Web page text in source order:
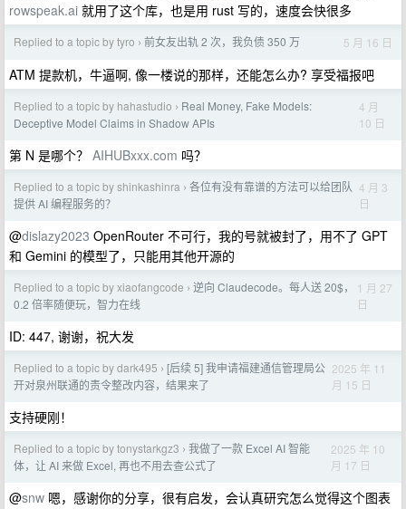
rowspeak.ai 就用了这个库，也是用 rust 写的，速度会快很多
Replied to a topic by tyro › 前女友出轨 2 次，我负债 350 万 5 月 16 日
ATM 提款机，牛逼啊, 像一楼说的那样，还能怎么办? 享受福报吧
Replied to a topic by hahastudio › Real Money, Fake Models:
Deceptive Model Claims in Shadow APIs
4 月
10 日
第 N 是哪个？ AIHUBxxx.com 吗？
Replied to a topic by shinkashinra › 各位有没有靠谱的方法可以给团队
提供 AI 编程服务的？
4 月 3
日
@dislazy2023 OpenRouter 不可行，我的号就被封了，用不了 GPT
和 Gemini 的模型了，只能用其他开源的
Replied to a topic by xiaofangcode › 逆向 Claudecode。每人送 20$，
0.2 倍率随便玩，智力在线
1 月 27
日
ID: 447, 谢谢，祝大发
Replied to a topic by dark495 › [后续 5] 我申请福建通信管理局公
开对泉州联通的责令整改内容，结果来了
2025 年 11
月 15 日
支持硬刚！
Replied to a topic by tonystarkgz3 › 我做了一款 Excel AI 智能
体，让 AI 来做 Excel, 再也不用去查公式了
2025 年 10
月 17 日
@snw 嗯，感谢你的分享，很有启发，会认真研究怎么觉得这个图表